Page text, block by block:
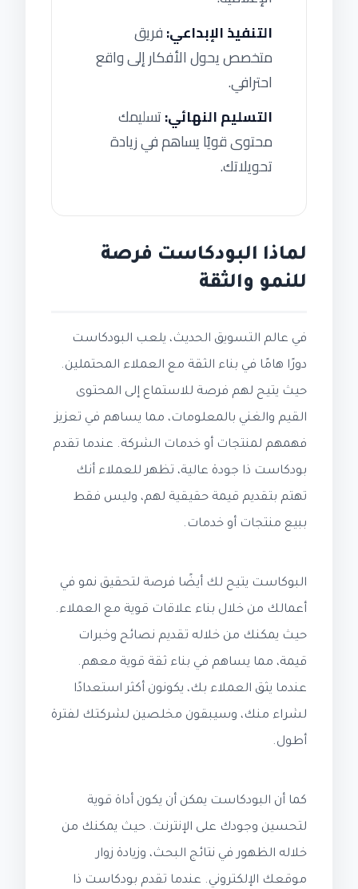
التنفيذ الإبداعي:فريق
متخصص يحول الأفكار إلى واقع
احترافي.
التسليم النهائي:تسليمك
محتوى قويًا يساهم في زيادة
تحويلاتك.
لماذا البودكاست فرصة
للنمو والثقة
في عالم التسويق الحديث، يلعب البودكاست
دورًا هامًا في بناء الثقة مع العملاء المحتملين.
حيث يتيح لهم فرصة للاستماع إلى المحتوى
القيم والغني بالمعلومات، مما يساهم في تعزيز
فهمهم لمنتجات أو خدمات الشركة. عندما تقدم
بودكاست ذا جودة عالية، تظهر للعملاء أنك
تهتم بتقديم قيمة حقيقية لهم، وليس فقط
ببيع منتجات أو خدمات.
البوكاست يتيح لك أيضًا فرصة لتحقيق نمو في
أعمالك من خلال بناء علاقات قوية مع العملاء.
حيث يمكنك من خلاله تقديم نصائح وخبرات
قيمة، مما يساهم في بناء ثقة قوية معهم.
عندما يثق العملاء بك، يكونون أكثر استعدادًا
لشراء منك، وسيبقون مخلصين لشركتك لفترة
أطول.
كما أن البودكاست يمكن أن يكون أداة قوية
لتحسين وجودك على الإنترنت. حيث يمكنك من
خلاله الظهور في نتائج البحث، وزيادة زوار
موقعك الإلكتروني. عندما تقدم بودكاست ذا